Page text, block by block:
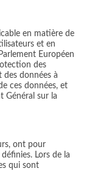
en matière de
et en
Européen
des
des données à
ces données, et
Général sur la
ont pour
Lors de la
qui sont